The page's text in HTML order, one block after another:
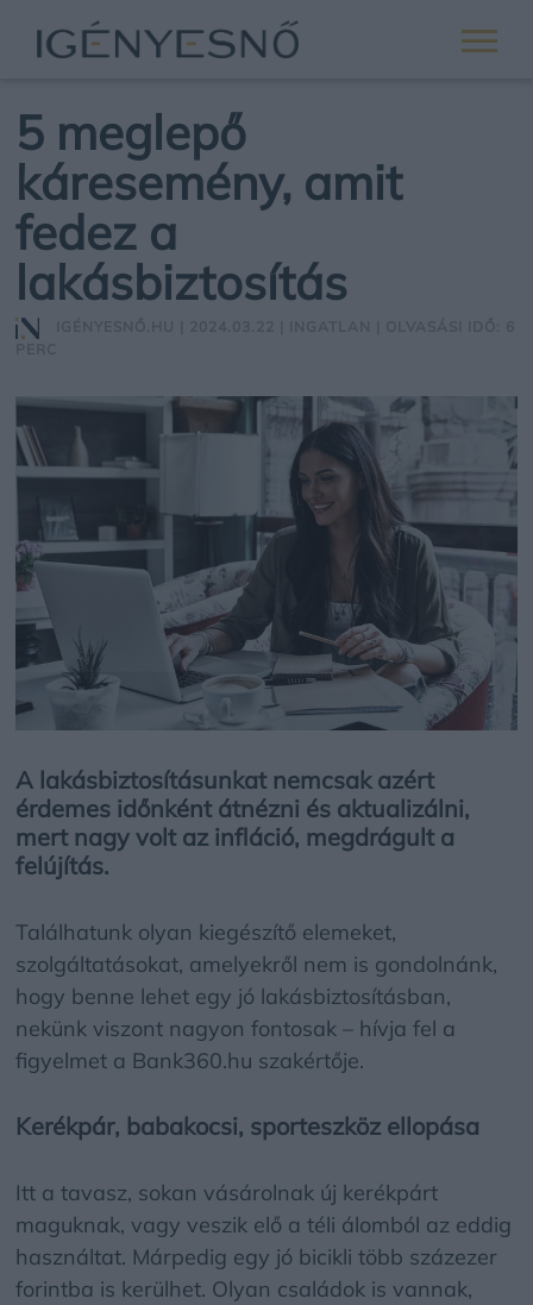
5 meglepő
káresemény, amit
fedez a
lakásbiztosítás
A lakásbiztosításunkat nemcsak azért
érdemes időnként átnézni és aktualizálni,
mert nagy volt az infláció, megdrágult a
felújítás.
Találhatunk olyan kiegészítő elemeket,
szolgáltatásokat, amelyekről nem is gondolnánk,
hogy benne lehet egy jó lakásbiztosításban,
nekünk viszont nagyon fontosak – hívja fel a
figyelmet a Bank360.hu szakértője.
Kerékpár, babakocsi, sporteszköz ellopása
Itt a tavasz, sokan vásárolnak új kerékpárt
maguknak, vagy veszik elő a téli álomból az eddig
használtat. Márpedig egy jó bicikli több százezer
forintba is kerülhet. Olyan családok is vannak,